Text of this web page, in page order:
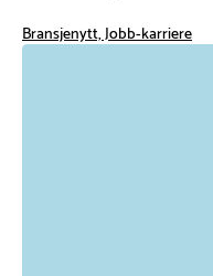
Bransjenytt, Jobb-karriere